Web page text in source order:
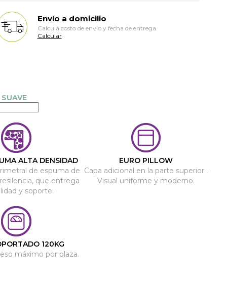
Envío a domicilio
Calculá costo de envío y fecha de entrega
Calcular
ALTA DENSIDAD
de espuma de
que entrega
y soporte.
EURO PILLOW
Capa adicional en la parte superior .
Visual uniforme y moderno.
120KG
máximo por plaza.